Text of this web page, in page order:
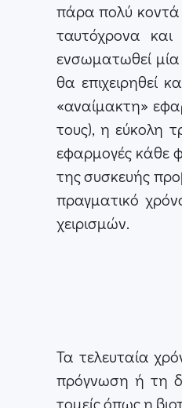
πάρα πολύ κοντά
ταυτόχρονα
ενσωματωθεί
θα επιχειρηθεί
«αναίμακτη»
τους), η εύκολη
εφαρμογές κάθε
της συσκευής
πραγματικό
χειρισμών.
Τα τελευταία
πρόγνωση ή τη
τομείς όπως η